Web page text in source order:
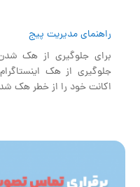
راهنمای مدیریت پیج
برای جلوگیری از هک شدن
جلوگیری از هک
اکانت خود را از خطر هک